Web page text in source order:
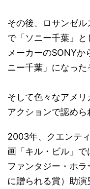
その後、ロサンゼ
で「ソニー千葉」
メーカーのSONYか
ニー千葉」になっ
そして色々なアメ
アクションで認めら
2003年、クエンテ
画「キル・ビル」
ファンタジー・ホ
に贈られる賞）助